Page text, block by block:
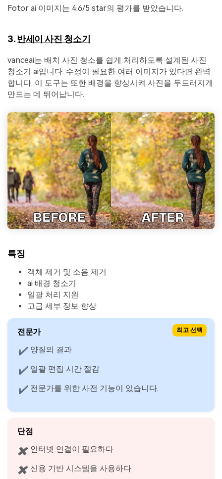
Fotor ai 이미지는 4.6/5 star의 평가를 받았습니다.
3.반세이 사진 청소기
vanceai는 배치 사진 청소를 쉽게 처리하도록 설계된 사진
청소기 ai입니다. 수정이 필요한 여러 이미지가 있다면 완벽
합니다. 이 도구는 또한 배경을 향상시켜 사진을 두드러지게
만드는 데 뛰어납니다.
특징
객체 제거 및 소음 제거
ai 배경 청소기
일괄 처리 지원
고급 세부 정보 향상
최고 선택
전문가
✔ 양질의 결과
✔ 일괄 편집 시간 절감
✔ 전문가를 위한 사전 기능이 있습니다.
단점
✖ 인터넷 연결이 필요하다
✖ 신용 기반 시스템을 사용하다